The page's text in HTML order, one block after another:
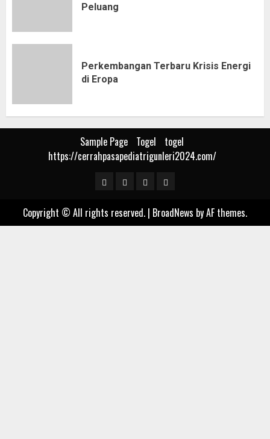
Peluang
Perkembangan Terbaru Krisis Energi
di Eropa
Sample Page Togel
togel
https://cerrahpasapediatrigunleri2024.com/
SampleTogeltogel https://
Copyright © All rights reserved. | BroadNews by AF themes.